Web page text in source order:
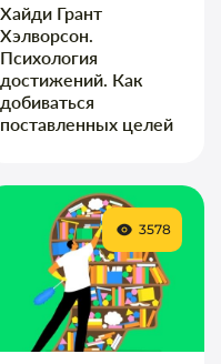
Хайди Грант
Хэлворсон.
Психология
достижений. Как
добиваться
поставленных целей
3578